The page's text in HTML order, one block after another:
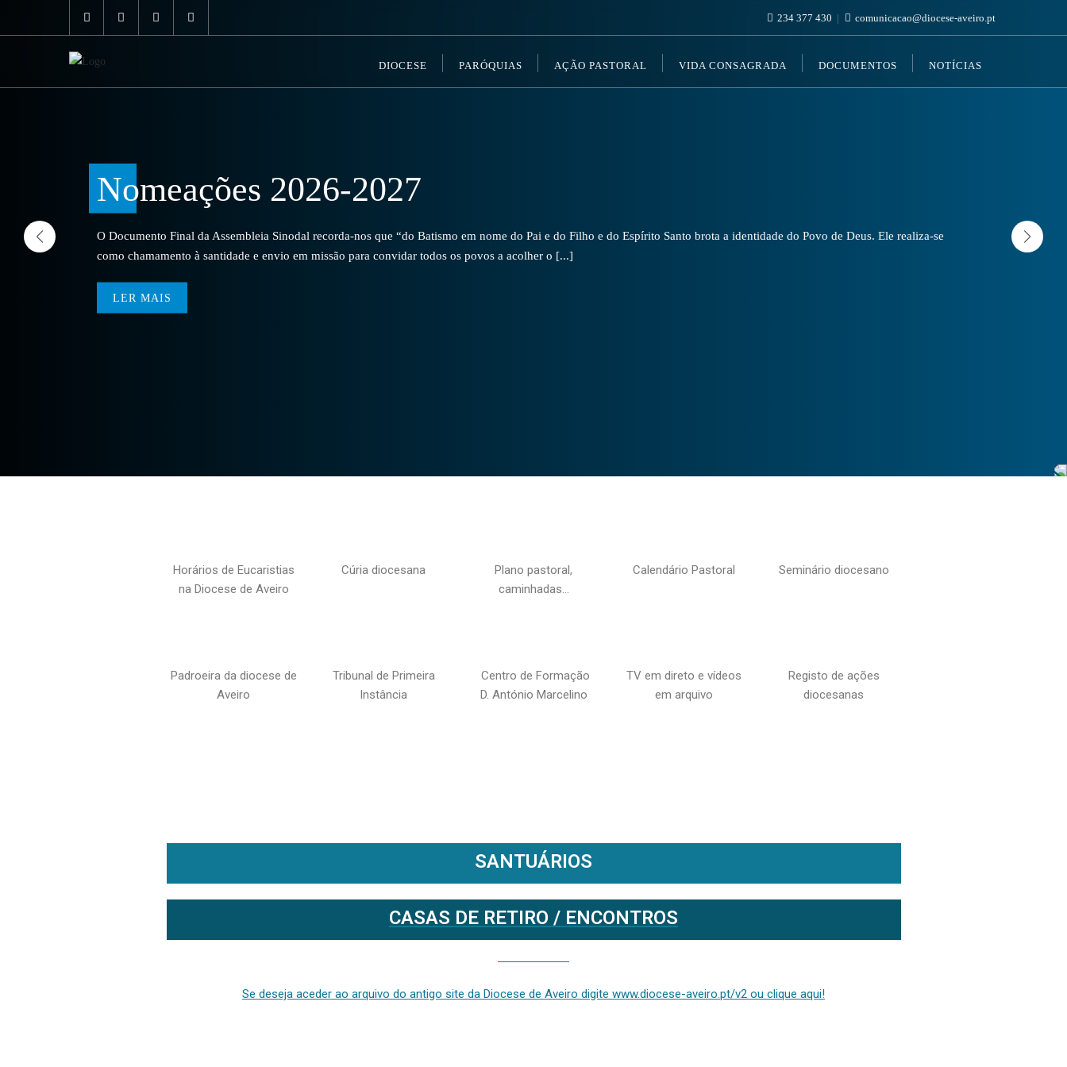
234 377 430 comunicacao@diocese-aveiro.pt
DIOCESE PARÓQUIAS AÇÃO PASTORAL VIDA CONSAGRADA DOCUMENTOS NOTÍCIAS
Nomeações 2026-2027
O Documento Final da Assembleia Sinodal recorda-nos que “do Batismo em nome do Pai e do Filho e do Espírito Santo brota a identidade do Povo de Deus. Ele realiza-se
como chamamento à santidade e envio em missão para convidar todos os povos a acolher o [...]
LER MAIS
Horários de Eucaristias
na Diocese de Aveiro
Cúria diocesana
Plano pastoral,
caminhadas…
Calendário Pastoral Seminário diocesano
Padroeira da diocese de
Aveiro
Tribunal de Primeira
Instância
Centro de Formação
D. António Marcelino
TV em direto e vídeos
em arquivo
Registo de ações
diocesanas
SANTUÁRIOS
CASAS DE RETIRO / ENCONTROS
Se deseja aceder ao arquivo do antigo site da Diocese de Aveiro digite www.diocese-aveiro.pt/v2 ou clique aqui!